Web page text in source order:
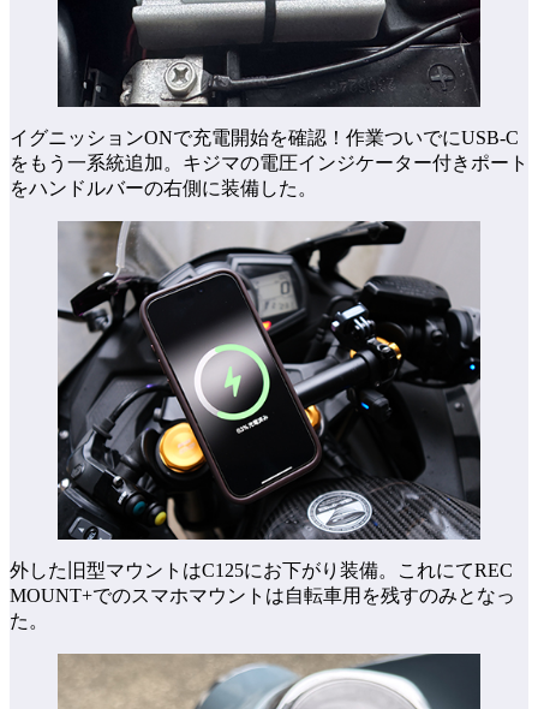
イグニッションONで充電開始を確認！作業ついでにUSB-C
をもう一系統追加。キジマの電圧インジケーター付きポート
をハンドルバーの右側に装備した。
外した旧型マウントはC125にお下がり装備。これにてREC
MOUNT+でのスマホマウントは自転車用を残すのみとなっ
た。